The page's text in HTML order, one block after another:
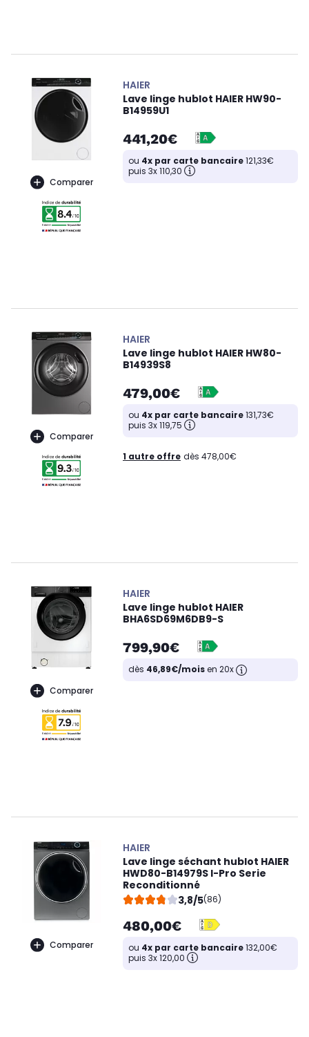
Comparer
HAIER
Lave linge hublot HAIER HW90-
B14959U1
441,20€
ou 4x par carte bancaire121,33€
puis 3x 110,30
Comparer
HAIER
Lave linge hublot HAIER HW80-
B14939S8
479,00€
ou 4x par carte bancaire131,73€
puis 3x 119,75
1 autre offre dès 478,00€
Comparer
HAIER
Lave linge hublot HAIER
BHA6SD69M6DB9-S
799,90€
dès 46,89€/moisen 20x
Comparer
HAIER
Lave linge séchant hublot HAIER
HWD80-B14979S I-Pro Serie
Reconditionné
3,8/5(86)
480,00€
ou 4x par carte bancaire132,00€
puis 3x 120,00